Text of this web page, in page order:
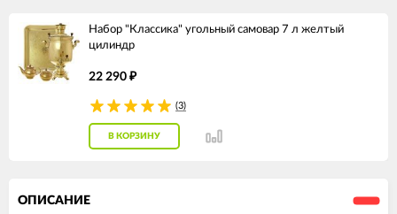
Набор "Классика" угольный самовар 7 л желтый
цилиндр
22 290 ₽
(3)
В КОРЗИНУ
ОПИСАНИЕ